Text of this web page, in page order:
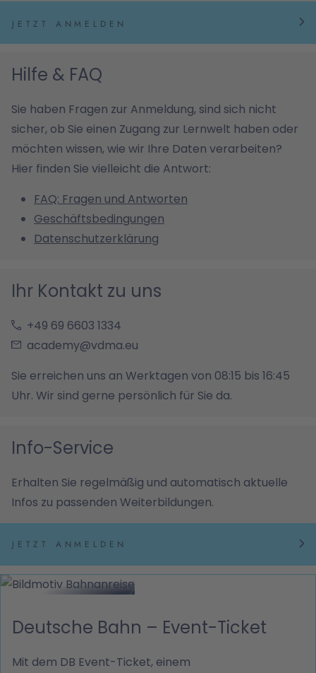
JETZT ANMELDEN
Hilfe & FAQ
Sie haben Fragen zur Anmeldung, sind sich nicht
sicher, ob Sie einen Zugang zur Lernwelt haben oder
möchten wissen, wie wir Ihre Daten verarbeiten?
Hier finden Sie vielleicht die Antwort:
FAQ: Fragen und Antworten
Geschäftsbedingungen
Datenschutzerklärung
Ihr Kontakt zu uns
+49 69 6603 1334
academy@vdma.eu
Sie erreichen uns an Werktagen von 08:15 bis 16:45
Uhr. Wir sind gerne persönlich für Sie da.
Info-Service
Erhalten Sie regelmäßig und automatisch aktuelle
Infos zu passenden Weiterbildungen.
JETZT ANMELDEN
Deutsche Bahn – Event-Ticket
Mit dem DB Event-Ticket, einem